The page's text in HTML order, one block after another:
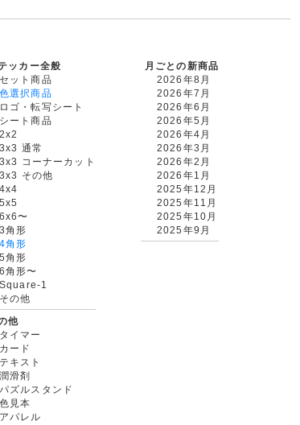
ッカー全般
セット商品
色選択商品
ロゴ・転写シート
シート商品
2x2
3x3 通常
3x3 コーナーカット
3x3 その他
4x4
5x5
6x6〜
3角形
4角形
5角形
6角形〜
Square-1
その他
他
タイマー
カード
テキスト
潤滑剤
パズルスタンド
色見本
アパレル
月ごとの新商品
2026年8月
2026年7月
2026年6月
2026年5月
2026年4月
2026年3月
2026年2月
2026年1月
2025年12月
2025年11月
2025年10月
2025年9月